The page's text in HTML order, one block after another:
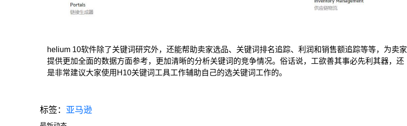
helium 10软件除了关键词研究外，还能帮助卖家选品、关键词排名追踪、利润和销售额追踪等等，为卖家
提供更加全面的数据方面参考，更加清晰的分析关键词的竞争情况。俗话说，工欲善其事必先利其器，还
是非常建议大家使用H10关键词工具工作辅助自己的选关键词工作的。
标签： 亚马逊